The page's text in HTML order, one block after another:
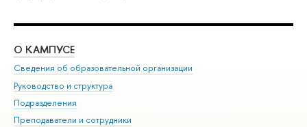
О КАМПУСЕ
Сведения об образовательной организации
Руководство и структура
Подразделения
Преподаватели и сотрудники